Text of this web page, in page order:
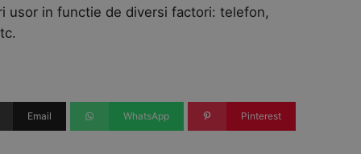
usor in functie de diversi factori: telefon,
Email WhatsApp Pinterest